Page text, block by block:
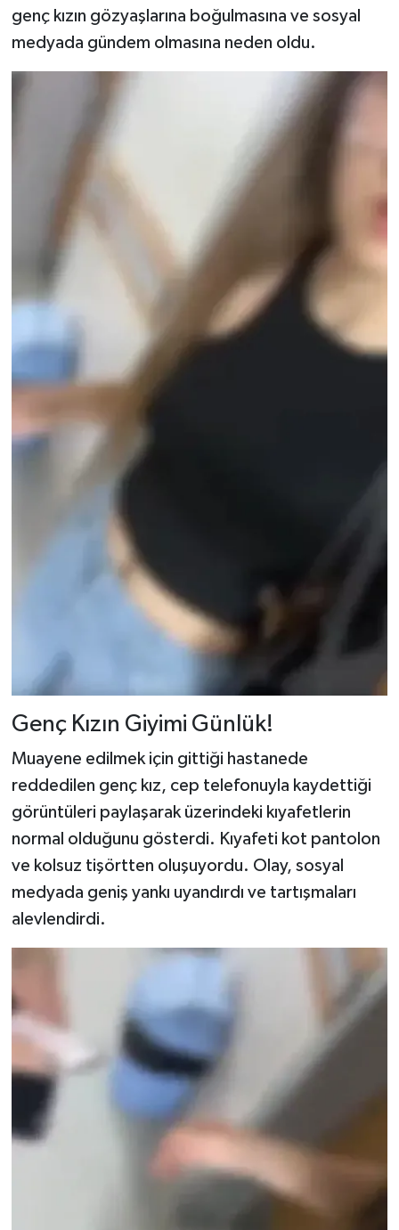
genç kızın gözyaşlarına boğulmasına ve sosyal
medyada gündem olmasına neden oldu.
Genç Kızın Giyimi Günlük!
Muayene edilmek için gittiği hastanede
reddedilen genç kız, cep telefonuyla kaydettiği
görüntüleri paylaşarak üzerindeki kıyafetlerin
normal olduğunu gösterdi. Kıyafeti kot pantolon
ve kolsuz tişörtten oluşuyordu. Olay, sosyal
medyada geniş yankı uyandırdı ve tartışmaları
alevlendirdi.